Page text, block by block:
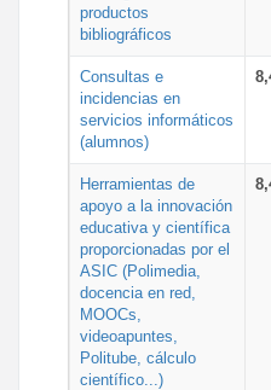
productos
bibliográficos
Consultas e
incidencias en
servicios informáticos
(alumnos)
Herramientas de
apoyo a la innovación
educativa y científica
proporcionadas por el
ASIC (Polimedia,
docencia en red,
MOOCs,
videoapuntes,
Politube, cálculo
científico...)